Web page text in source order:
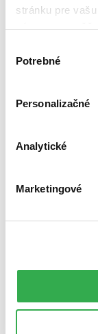
stránku pre
nám zas
nám pomohlo,
súhlasu
Potrebné
Personalizačné
Analytické
Marketingové
Použité filtre
Zrušiť filtre